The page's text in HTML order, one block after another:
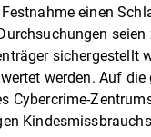
einen
seien
sichergestellt
werden. Auf die
Cybercrime-